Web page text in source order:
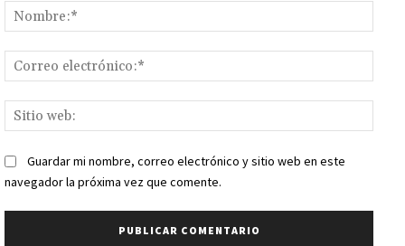
web:
Guardar mi nombre, correo electrónico y sitio web en este
navegador la próxima vez que comente.